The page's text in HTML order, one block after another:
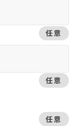
任意
任意
任意